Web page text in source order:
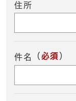
住所
件名 （ 必須 ）